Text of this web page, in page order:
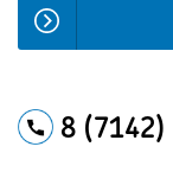
8 (7142)